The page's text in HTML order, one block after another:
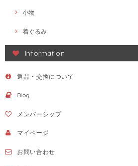
小物
着ぐるみ
Information
返品・交換について
Blog
メンバーシップ
マイページ
お問い合わせ